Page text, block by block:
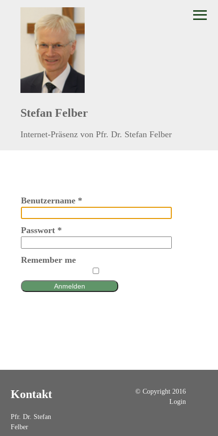
Stefan Felber
Internet-Präsenz von Pfr. Dr. Stefan Felber
Benutzername*
Passwort*
Remember me
Anmelden
Kontakt
Pfr. Dr. Stefan
Felber
© Copyright 2016
Login
≡